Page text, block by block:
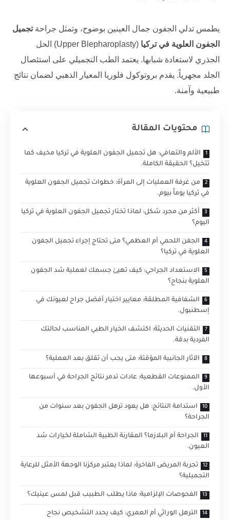
يطمس تدلي الجفون جمال العينين بوضوح، وتمثل جراحةتجميل
الجفون العلوية في تركيا
(Upper Blepharoplasty) الحل
الجذري لاستعادة شبابها. يعتمد الطب التجميلي على استئصال
الجلد مجهرياً. يقدم بروتوكول فلوريا المعيار الذهبي لضمان نتائج
طبيعية وآمنة.
محتويات المقالة
الألم والتعافي: هل تجميل الجفون العلوية في تركيا مخيف كما
تتخيل؟ الحقيقة الكاملة.
من غرفة العمليات إلى المرآة: خطوات تجميل الجفون العلوية
في تركيا يوماً بيوم.
أكثر من مجرد شكل: لماذا تختار تجميل الجفون العلوية في تركيا
اليوم؟
الجفن اللحمي أم العظمي؟ متى تحتاج إجراء تجميل الجفون
العلوية في تركيا؟
الاستعداد الجراحي: كيف تهيئ جسمك لعملية شد الجفون
العلوية بنجاح؟
الشفافية المطلقة: معايير اختيار أفضل جراح لعيونك في
إسطنبول.
التقنيات الحديثة: اكتشف الخيار الطبي المناسب لحالتك
الفردية بدقة.
الآثار الجانبية المؤقتة: متى يجب أن تقلق بعد العملية؟
الممنوعات القطعية: عادات تدمر نتائج الجراحة في أسبوعها
الأول.
استدامة النتائج: هل يعود ترهل الجفون بعد سنوات من
الجراحة؟
الجراحة أم البلازما؟ المقارنة الطبية الشاملة لخيارات شد
العيون.
تجربة المريض الفاخرة: لماذا يعتبر مركزنا الوجهة الأمثل للرعاية
التجميلية؟
الفحوصات الإلزامية: ماذا يطلب الطبيب قبل لمس عينيك؟
الترهل الوراثي أم العمري: كيف يحدد التشخيص نجاح